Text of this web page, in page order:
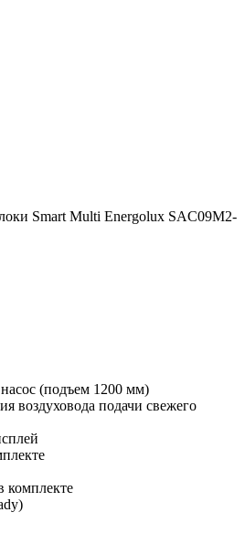
Smart Multi Energolux SAC09M2-
(подъем 1200 мм)
воздуховода подачи свежего
комплекте